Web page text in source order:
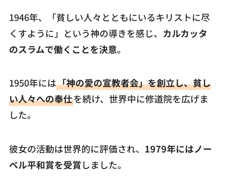
1946年、「貧しい人々とともにいるキリストに尽
くすように」という神の導きを感じ、 カルカッタ
のスラムで働くことを決意。
1950年には「神の愛の宣教者会」を創立し、貧し
い人々への奉仕を続け、世界中に修道院を広げま
した。
彼女の活動は世界的に評価され、 1979年にはノー
ベル平和賞を受賞しました。